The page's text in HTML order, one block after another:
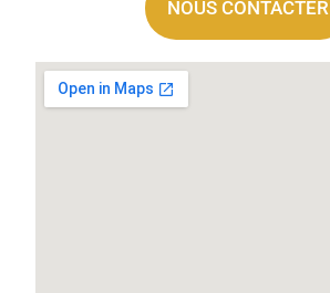
NOUS CONTACTER